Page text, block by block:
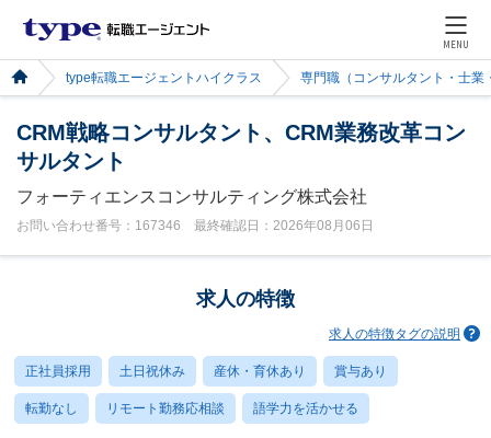
MENU
type転職エージェントハイクラス 専門職（コンサルタント・士業
CRM戦略コンサルタント、CRM業務改革コン
サルタント
フォーティエンスコンサルティング株式会社
お問い合わせ番号：167346 最終確認日：2026年08月06日
求人の特徴
求人の特徴タグの説明
正社員採用 土日祝休み 産休・育休あり 賞与あり
転勤なし リモート勤務応相談 語学力を活かせる